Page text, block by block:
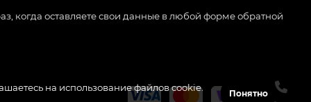
на использование файлов cookie.
Понятно
когда оставляете свои данные в любой форме обратной